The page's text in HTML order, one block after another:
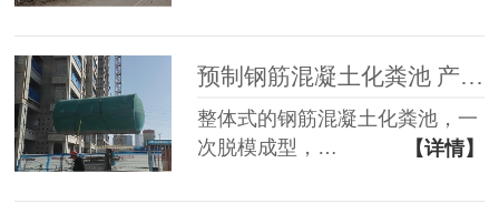
整体式的钢筋混凝土化粪池，一
次脱模成型，…
【详情】